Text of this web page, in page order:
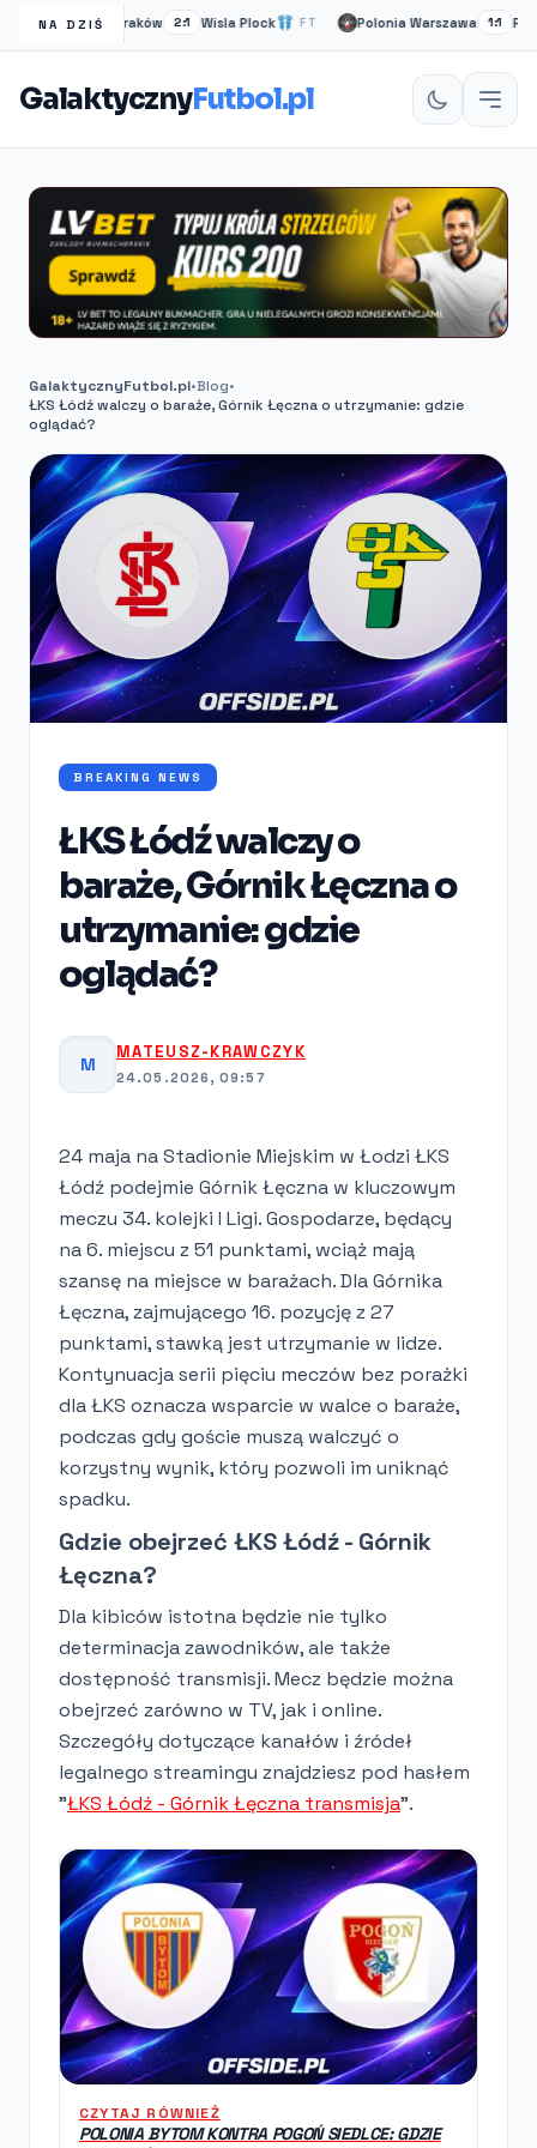
NA DZIŚ
Wisła Kraków 2:1 Wisla Plock FT Polonia Warszawa 1:1 Ruch
GalaktycznyFutbol.pl
GalaktycznyFutbol.pl•Blog•
ŁKS Łódź walczy o baraże, Górnik Łęczna o utrzymanie: gdzie
oglądać?
BREAKING NEWS
ŁKS Łódź walczy o
baraże, Górnik Łęczna o
utrzymanie: gdzie
oglądać?
M
MATEUSZ-KRAWCZYK
24.05.2026, 09:57
24 maja na Stadionie Miejskim w Łodzi ŁKS
Łódź podejmie Górnik Łęczna w kluczowym
meczu 34. kolejki I Ligi. Gospodarze, będący
na 6. miejscu z 51 punktami, wciąż mają
szansę na miejsce w barażach. Dla Górnika
Łęczna, zajmującego 16. pozycję z 27
punktami, stawką jest utrzymanie w lidze.
Kontynuacja serii pięciu meczów bez porażki
dla ŁKS oznacza wsparcie w walce o baraże,
podczas gdy goście muszą walczyć o
korzystny wynik, który pozwoli im uniknąć
spadku.
Gdzie obejrzeć ŁKS Łódź - Górnik
Łęczna?
Dla kibiców istotna będzie nie tylko
determinacja zawodników, ale także
dostępność transmisji. Mecz będzie można
obejrzeć zarówno w TV, jak i online.
Szczegóły dotyczące kanałów i źródeł
legalnego streamingu znajdziesz pod hasłem
"ŁKS Łódź - Górnik Łęczna transmisja".
CZYTAJ RÓWNIEŻ
POLONIA BYTOM KONTRA POGOŃ SIEDLCE: GDZIE